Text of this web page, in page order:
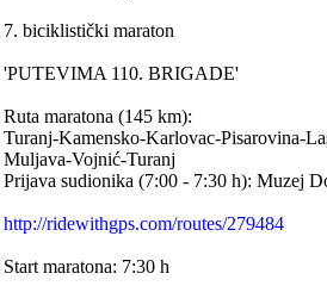
7. biciklistički maraton
'PUTEVIMA 110. BRIGADE'
Ruta maratona (145 km):
Turanj-Kamensko-Karlovac-Pisarovina-
Muljava-Vojnić-Turanj
Prijava sudionika (7:00 - 7:30 h): Muzej
http://ridewithgps.com/routes/279484
Start maratona: 7:30 h